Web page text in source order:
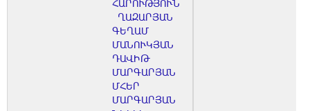
ՀԱՐՈՒԹՅՈՒՆ
ՂԱԶԱՐՅԱՆ
ԳԵՂԱՄ
ՄԱՆՈՒԿՅԱՆ
ԴԱՎԻԹ
ՄԱՐԳԱՐՅԱՆ
ՄՀԵՐ
ՄԱՐԳԱՐՅԱՆ